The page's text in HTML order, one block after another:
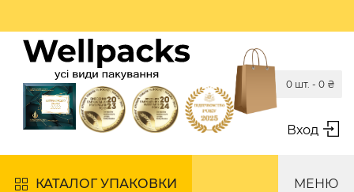
Вход
0 шт. - 0 ₴
КАТАЛОГ УПАКОВКИ МЕНЮ